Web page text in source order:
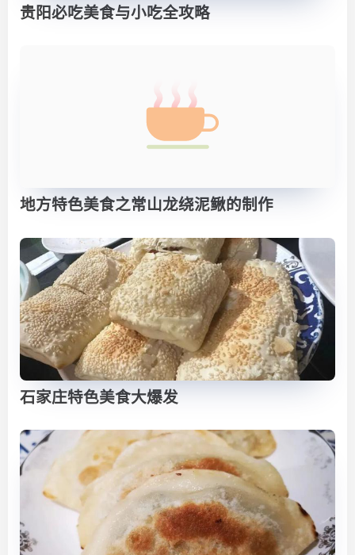
贵阳必吃美食与小吃全攻略
地方特色美食之常山龙绕泥鳅的制作
石家庄特色美食大爆发